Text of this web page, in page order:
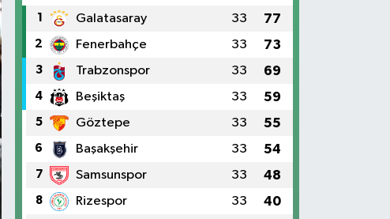
1 Galatasaray 33 77
2 Fenerbahçe 33 73
3 Trabzonspor 33 69
4 Beşiktaş 33 59
5 Göztepe 33 55
6 Başakşehir 33 54
7 Samsunspor 33 48
8 Rizespor 33 40